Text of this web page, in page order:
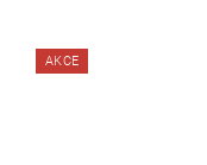
AKCE